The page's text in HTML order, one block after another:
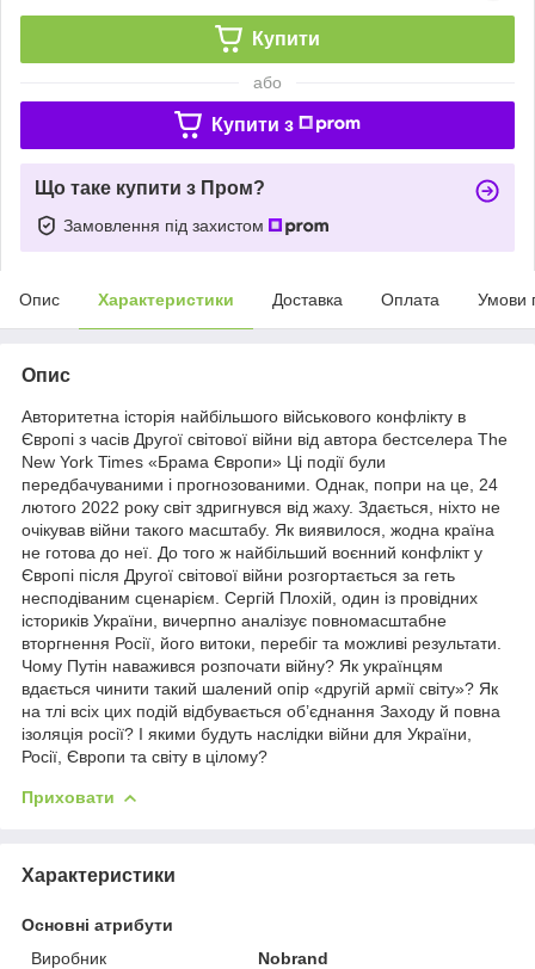
Купити
або
Купити з
Що таке купити з Пром?
Замовлення під захистом
Опис Характеристики Доставка Оплата Умови
Опис
Авторитетна історія найбільшого військового конфлікту в
Європі з часів Другої світової війни від автора бестселера The
New York Times «Брама Європи» Ці події були
передбачуваними і прогнозованими. Однак, попри на це, 24
лютого 2022 року світ здригнувся від жаху. Здається, ніхто не
очікував війни такого масштабу. Як виявилося, жодна країна
не готова до неї. До того ж найбільший воєнний конфлікт у
Європі після Другої світової війни розгортається за геть
несподіваним сценарієм. Сергій Плохій, один із провідних
істориків України, вичерпно аналізує повномасштабне
вторгнення Росії, його витоки, перебіг та можливі результати.
Чому Путін наважився розпочати війну? Як українцям
вдається чинити такий шалений опір «другій армії світу»? Як
на тлі всіх цих подій відбувається об’єднання Заходу й повна
ізоляція росії? І якими будуть наслідки війни для України,
Росії, Європи та світу в цілому?
Приховати
Характеристики
Основні атрибути
Виробник
Nobrand